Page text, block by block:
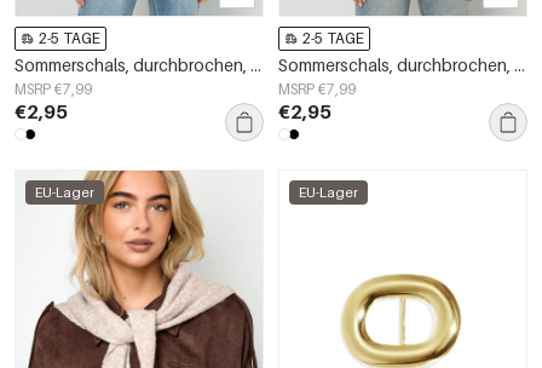
2-5 TAGE
Sommerschals, durchbrochen, lässig, aus Polyester, Alltagsaccessoires
MSRP €7,99
€2,95
2-5 TAGE
Sommerschals, durchbrochen, lässig, aus Polyester, Alltagsaccessoires
MSRP €7,99
€2,95
EU-Lager EU-Lager